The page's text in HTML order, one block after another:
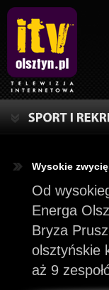
Wysokie
Od
Energa
Bryza
olsztyńskie
aż 9